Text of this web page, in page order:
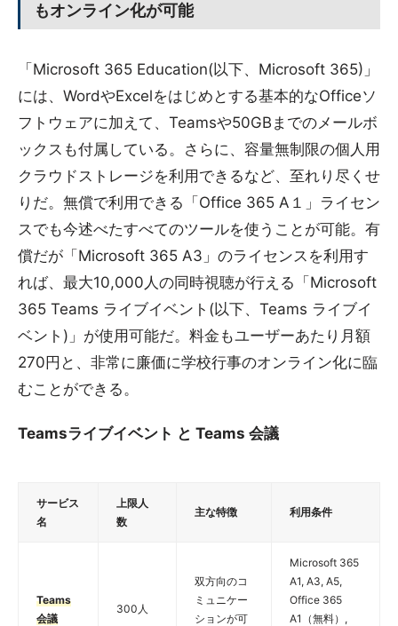
もオンライン化が可能
「Microsoft 365 Education(以下、Microsoft 365)」
には、WordやExcelをはじめとする基本的なOfficeソ
フトウェアに加えて、Teamsや50GBまでのメールボ
ックスも付属している。さらに、容量無制限の個人用
クラウドストレージを利用できるなど、至れり尽くせ
りだ。無償で利用できる「Office 365 A１」ライセン
スでも今述べたすべてのツールを使うことが可能。有
償だが「Microsoft 365 A3」のライセンスを利用す
れば、最大10,000人の同時視聴が行える「Microsoft
365 Teams ライブイベント(以下、Teams ライブイ
ベント)」が使用可能だ。料金もユーザーあたり月額
270円と、非常に廉価に学校行事のオンライン化に臨
むことができる。
Teamsライブイベント と Teams 会議
サービス
名
上限人
数
主な特徴 利用条件
Teams
会議
300人
双方向のコ
ミュニケー
ションが可
Microsoft 365
A1, A3, A5,
Office 365
A1（無料）,